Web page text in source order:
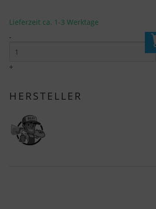
Lieferzeit ca. 1-3 Werktage
-
+
HERSTELLER